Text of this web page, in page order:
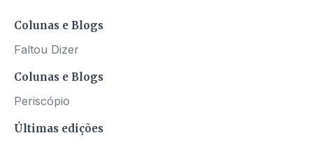
Colunas e Blogs
Faltou Dizer
Colunas e Blogs
Periscópio
Últimas edições